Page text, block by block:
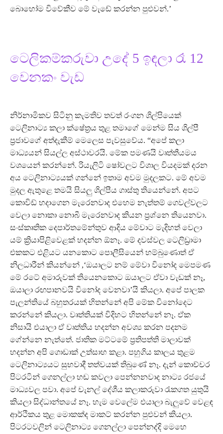
බොහෝම විවේකීව මේ වැඩේ කරන්න පුළුවන්.’
ටෙලිකම්කරුවා උදේ 5 ඉඳලා රෑ 12
වෙනකං වැඩ
නිර්නාමිකව සිටිනු කැමතිව තවත් රංගන ශිල්පියෙක්
ටෙලිනාට්‍ය කලා ක්ෂේත්‍රය තුළ තමාගේ මෙන්ම සිය ශිල්පී
ප්‍රජාවගේ අත්දැකීම් මෙලෙස පැවසුවේය. “අපේ කලා
මාධ්‍යයන් සියල්ල අස්ථාවරයි. මේක පමණයි වෘත්තීයමය
වශයෙන් කරන්නේ. රියැලිටි ෂෝවලට විශාල වියදමක් දරන
අය ටෙලිනාට්‍යයක් ගන්නේ ඉතාම අවම මුදලකට. මේ අවම
මුදල ඇතුළෙ තමයි සියලු ශිල්පීය ගාස්තු තියෙන්නේ. අපට
කොවිඩ් හදාගෙන මැරෙනවාද එහෙම නැත්තම් ගෙවල්වලට
වෙලා නොකා නොබී මැරෙනවාද කියන ප්‍රශ්නෙ තියෙනවා.
සංස්කෘතික දෙපාර්තමේන්තුව ආදිය මේවාට මැදිහත් වෙලා
යම් ක්‍රියාපිළිවෙළක් හදන්න ඕනෑ. මේ දවස්වල ටෙලිඩ්‍රාමා
එකකට එළියට යනකොට පොලීසියෙන් හම්බුණොත් ඒ
නිලධාරීන් කියන්නේ ,‘ඔයාලට නම් මේවා විනෝද මෙපමණ
මේ රටේ අමාරුවක් තියෙනකොට ඔයාලට ඒවා වැඩක් නෑ,
ඔයාලා රඟපානවයි විනෝද වෙනවා’යි කියලා. අපේ පාලක
පැලන්තියේ බහුතරයක් හිතන්නේ අපි මේක විනෝදෙට
කරන්නේ කියලා. වෘත්තියක් විදිහට හිතන්නේ නෑ. ඒක
නිසායි එයාලා ඒ වෘත්තිය හදන්න අවශ්‍ය කරන පදනම
ගේන්නෙ නැත්තේ. ජාතික මට්ටමේ ප්‍රතිපත්ති මාලාවක්
හදන්න අපි ගොඩාක් උත්සාහ කළා. පහුගිය කාලය තුළම
ටෙලිනාට්‍යයට සුභවාදී තත්වයක් තිබුණේ නෑ. දැන් කොච්චර
පිටරටින් ගෙනල්ලා හඬ කවලා පෙන්නනවාද නාට්‍ය රජයේ
මාධ්‍යවල පවා. අපේ චැනල් දේශීය කලාකරුවා රැකගත යුතුයි
කියලා සිද්ධාන්තයේ නෑ. හැම වෙලේම එයාලා බැලුවේ වෙළඳ
ආර්ථිකය තුළ මොකක්ද මාකට් කරන්න පුළුවන් කියලා.
පිටරටවලින් ටෙලිනාට්‍ය ගෙනල්ලා පෙන්නද්දි මෙහෙ